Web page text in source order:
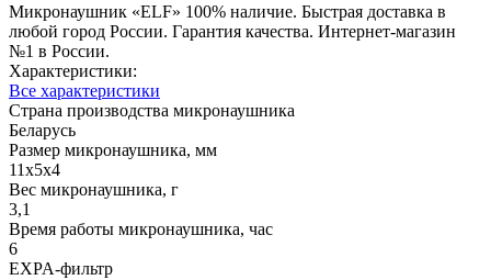
Микронаушник «ELF» 100% наличие. Быстрая доставка в
любой город России. Гарантия качества. Интернет-магазин
№1 в России.
Характеристики:
Все характеристики
Страна производства микронаушника
Беларусь
Размер микронаушника, мм
11х5х4
Вес микронаушника, г
3,1
Время работы микронаушника, час
6
EXPA-фильтр